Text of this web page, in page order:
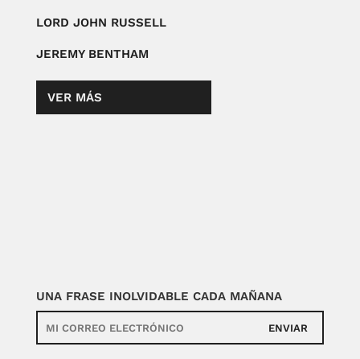
LORD JOHN RUSSELL
JEREMY BENTHAM
VER MÁS
UNA FRASE INOLVIDABLE CADA MAÑANA
ENVIAR